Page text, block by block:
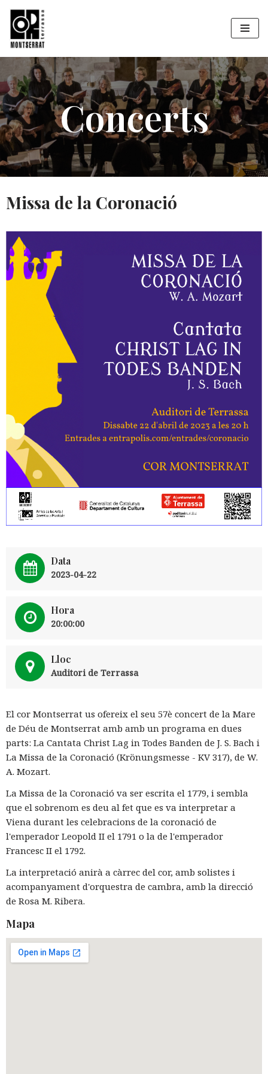
Vés
al
contingut
Concerts
Missa de la Coronació
Data
2023-04-22
Hora
20:00:00
Lloc
Auditori de Terrassa
El cor Montserrat us ofereix el seu 57è concert de la Mare
de Déu de Montserrat amb amb un programa en dues
parts: La Cantata Christ Lag in Todes Banden de J. S. Bach i
La Missa de la Coronació (Krönungsmesse - KV 317), de W.
A. Mozart.
La Missa de la Coronació va ser escrita el 1779, i sembla
que el sobrenom es deu al fet que es va interpretar a
Viena durant les celebracions de la coronació de
l'emperador Leopold II el 1791 o la de l'emperador
Francesc II el 1792.
La interpretació anirà a càrrec del cor, amb solistes i
acompanyament d'orquestra de cambra, amb la direcció
de Rosa M. Ribera.
Mapa